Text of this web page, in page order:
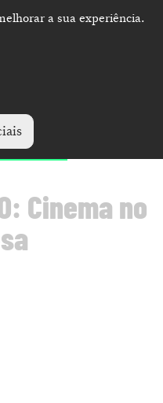
a sua experiência.
Cinema no